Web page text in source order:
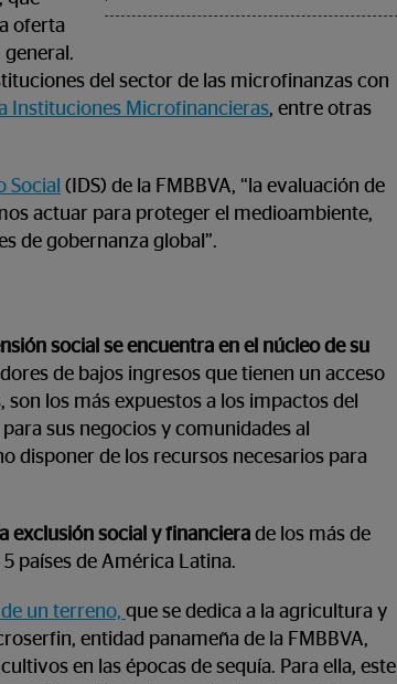
oferta
del sector de las microfinanzas con
Instituciones Microfinancieras, entre otras
Social (IDS) de la FMBBVA, “la evaluación de
actuar para proteger el medioambiente,
de gobernanza global”.
social se encuentra en el núcleo de su
de bajos ingresos que tienen un acceso
los más expuestos a los impactos del
sus negocios y comunidades al
disponer de los recursos necesarios para
exclusión social y financiera de los más de
países de América Latina.
un terreno, que se dedica a la agricultura y
entidad panameña de la FMBBVA,
en las épocas de sequía. Para ella, este